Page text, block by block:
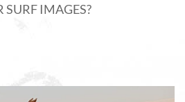
SURF IMAGES?